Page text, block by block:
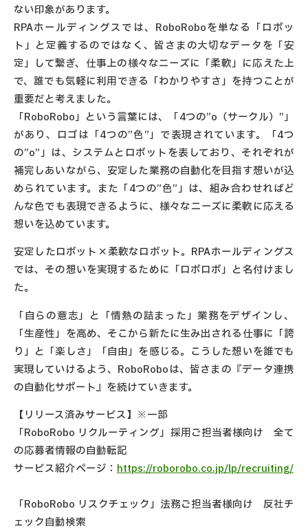
ない印象があります。
RPAホールディングスでは、RoboRoboを単なる「ロボッ
ト」と定義するのではなく、皆さまの大切なデータを「安
定」して繋ぎ、仕事上の様々なニーズに「柔軟」に応えた上
で、誰でも気軽に利用できる「わかりやすさ」を持つことが
重要だと考えました。
「RoboRobo」という言葉には、「4つの”o（サークル）”」
があり、ロゴは「4つの”色”」で表現されています。「4つ
の”o”」は、システムとロボットを表しており、それぞれが
補完しあいながら、安定した業務の自動化を目指す想いが込
められています。また「4つの”色”」は、組み合わせればど
んな色でも表現できるように、様々なニーズに柔軟に応える
想いを込めています。
安定したロボット×柔軟なロボット。RPAホールディングス
では、その想いを実現するために「ロボロボ」と名付けまし
た。
「自らの意志」と「情熱の詰まった」業務をデザインし、
「生産性」を高め、そこから新たに生み出される仕事に「誇
り」と「楽しさ」「自由」を感じる。こうした想いを誰でも
実現していけるよう、RoboRoboは、皆さまの『データ連携
の自動化サポート』を続けていきます。
【リリース済みサービス】※一部
「RoboRobo リクルーティング」採用ご担当者様向け 全て
の応募者情報の自動転記
サービス紹介ページ： https://roborobo.co.jp/lp/recruiting/
「RoboRobo リスクチェック」法務ご担当者様向け 反社チ
ェック自動検索